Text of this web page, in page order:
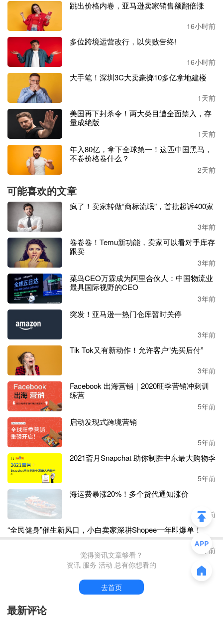
于是该卖家就考虑趁着这个热度，针对这部分顾客专门选了
一款产品进行营销。从现有的
SKU中，这名卖家在自己的Sh
opify店铺单独上架了一个粉色款的落地页。
产品准备好后，就开始在
是之前投放过的视频，但是背景音乐换成了和芭比相关的配
因为要紧抓电影的热度，所以投放的时候预算设置得也比较
激进，好在结果还是不错的，几天之内这个品的单日销售额
就冲到了3000刀以上。
这名卖家称后续会再联系之前合作过的网红来一波红人营
销，将这波流量充分利用。并表示由于这款产品目前还在出
单，所以不方便透露具体是什么产品。
看到这种蹭热度的行为，不少卖家担心会不会有侵权风险，
针对这一问题该卖家回应称，自己只是用了粉红色元素，其
它的东西都是自己的，包括图片和音乐方面都没有明显使用
芭比IP的地方。
不过，该卖家建议道，如果要蹭热度的话速度是最重要的，
因为有的时候热点变化得很快，一旦搞不好就很容易滞销，
卖家们还是需要结合自己的实际情况进行营销。
跳出价格内卷，亚马逊卖家销售额翻倍涨
16小时前
多位跨境运营改行，以失败告终!
16小时前
大手笔！深圳3C大卖豪掷10多亿拿地建楼
1天前
美国再下封杀令！两大类目遭全面禁入，存
量成绝版
1天前
年入80亿，拿下全球第一！这匹中国黑马，
不卷价格卷什么？
2天前
可能喜欢的文章
疯了！卖家转做“商标流氓”，首批起诉400家
3年前
卷卷卷！Temu新功能，卖家可以看对手库存
跟卖
3年前
菜鸟CEO万霖成为阿里合伙人：中国物流业
最具国际视野的CEO
3年前
突发！亚马逊一热门仓库暂时关停
3年前
Tik Tok又有新动作！允许客户“先买后付”
3年前
Facebook 出海营销｜2020旺季营销冲刺训
练营
5年前
启动发现式跨境营销
5年前
2021斋月Snapchat 助你制胜中东最大购物季
5年前
海运费暴涨20%！多个货代通知涨价
3年前
“全民健身”催生新风口，小白卖家深耕Shopee一年即爆单！
3年前
觉得资讯文章够看？
资讯 服务 活动 总有你想看的
去首页
最新评论